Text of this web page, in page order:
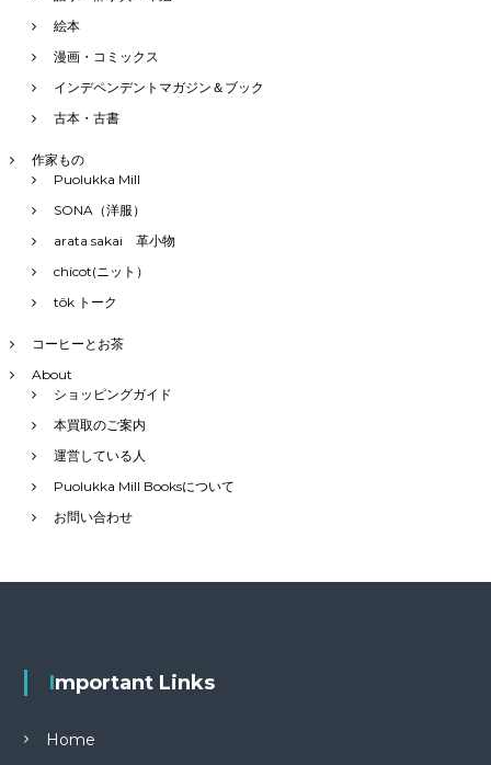
絵本
漫画・コミックス
インデペンデントマガジン＆ブック
古本・古書
作家もの
Puolukka Mill
SONA（洋服）
arata sakai 革小物
chicot(ニット）
tôk トーク
コーヒーとお茶
About
ショッピングガイド
本買取のご案内
運営している人
Puolukka Mill Booksについて
お問い合わせ
Important Links
Home